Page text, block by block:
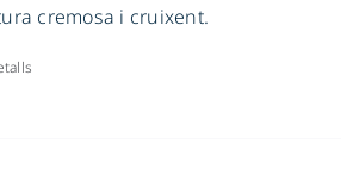
cremosa i cruixent.